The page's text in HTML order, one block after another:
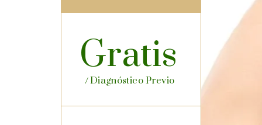
Gratis
Diagnóstico Previo